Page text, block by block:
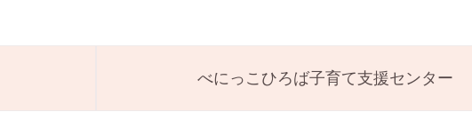
べにっこひろば子育て支援センター